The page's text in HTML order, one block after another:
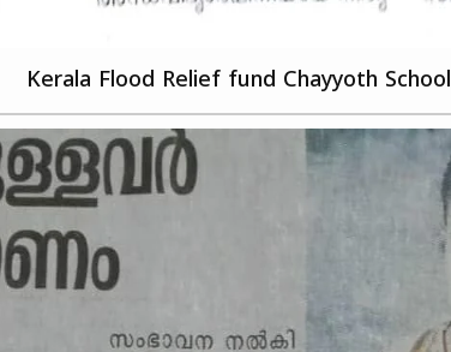
Kerala Flood Relief fund Chayyoth School